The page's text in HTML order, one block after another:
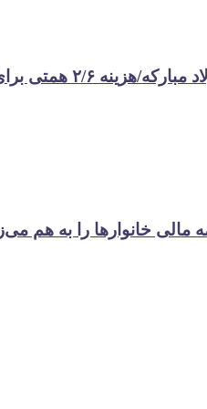
تبلیغات در سال گذشته
مالی خانوارها را به هم